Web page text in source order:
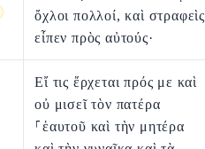
ὄχλοι πολλοί, καὶ στραφεὶς
εἶπεν πρὸς αὐτούς·
Εἴ τις ἔρχεται πρός με καὶ
οὐ μισεῖ τὸν πατέρα
⸀ἑαυτοῦ καὶ τὴν μητέρα